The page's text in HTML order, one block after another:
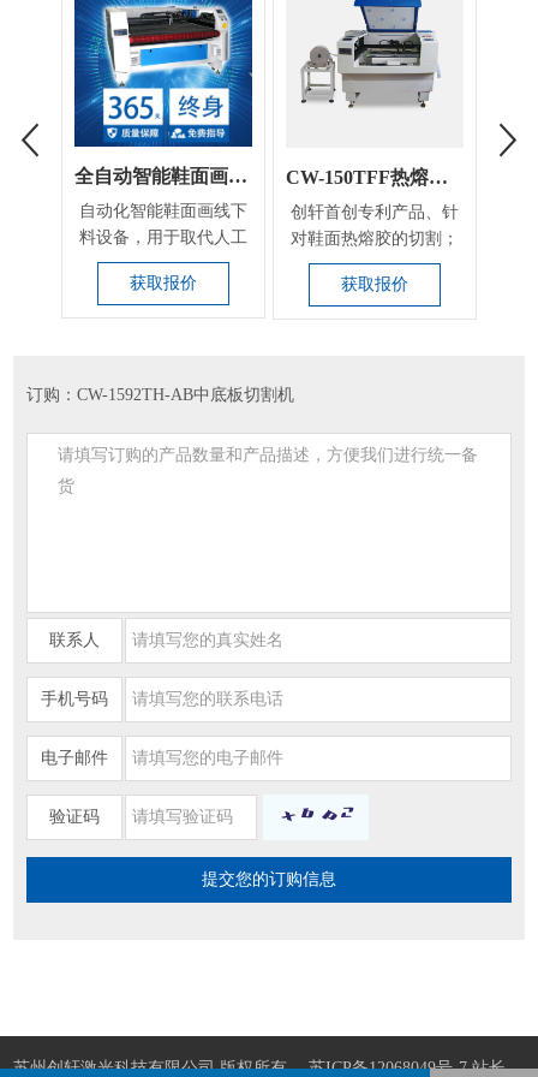
全自动智能鞋面画线下料一体机
自动化智能鞋面画线下
料设备，用于取代人工
画线（手工用银笔在
鞋...
获取报价
CW-150TFF热熔胶切割机
创轩首创专利产品、针
对鞋面热熔胶的切割；
解决热熔胶的边口及
不...
获取报价
订购：CW-1592TH-AB中底板切割机
联系人
手机号码
电子邮件
验证码
苏州创轩激光科技有限公司 版权所有 苏ICP备12068049号-7 站长